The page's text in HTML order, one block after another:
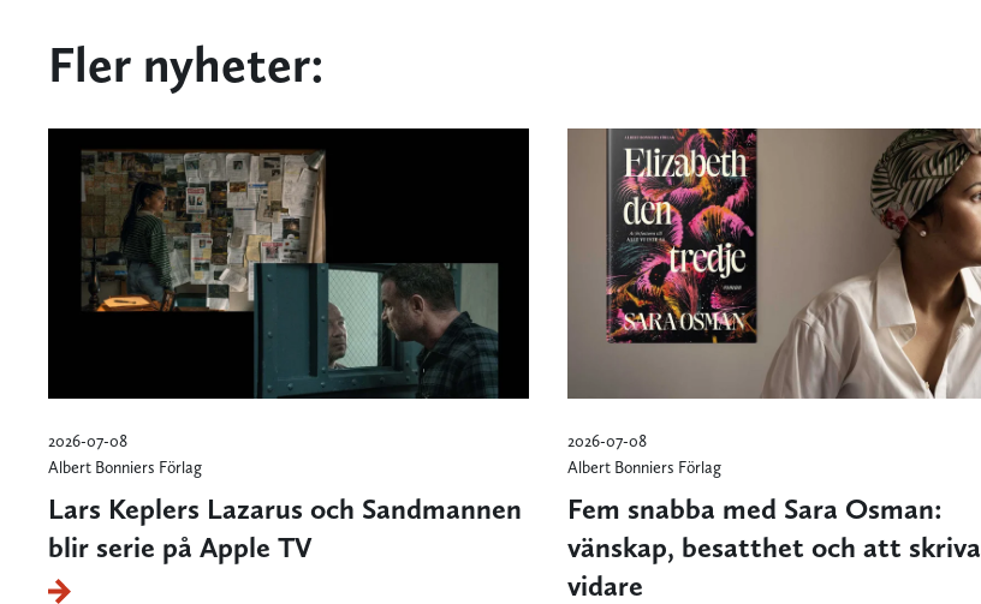
Fler nyheter:
2026-07-08
Albert Bonniers Förlag
Lars Keplers Lazarus och Sandmannen
blir serie på Apple TV
2026-07-08
Albert Bonniers Förlag
Fem snabba med Sara Osman:
vänskap, besatthet och att skriva
vidare